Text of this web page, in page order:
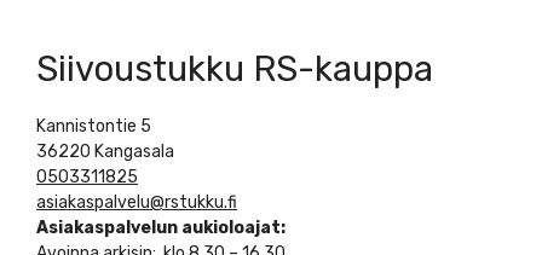
Siivoustukku RS-kauppa
Kannistontie 5
36220 Kangasala
0503311825
asiakaspalvelu@rstukku.fi
Asiakaspalvelun aukioloajat: